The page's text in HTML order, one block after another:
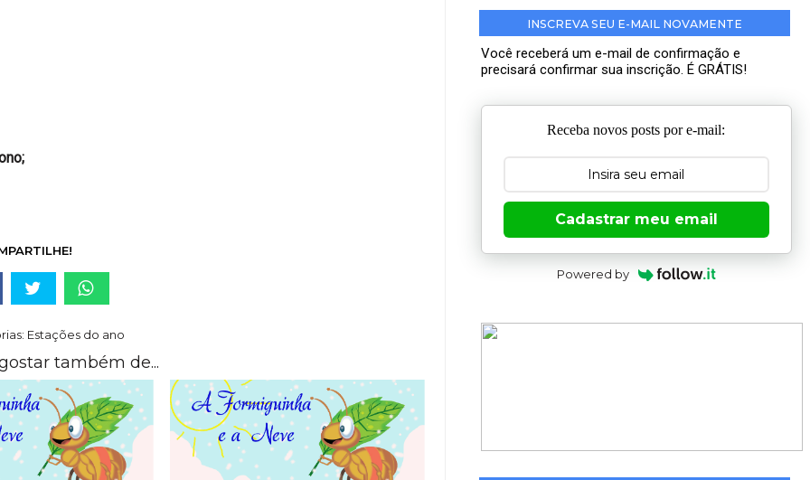
Estações do ano
também de...
INSCREVA SEU E-MAIL NOVAMENTE
Você receberá um e-mail de confirmação e
precisará confirmar sua inscrição. É GRÁTIS!
Receba novos posts por e-mail:
Cadastrar meu email
Powered by